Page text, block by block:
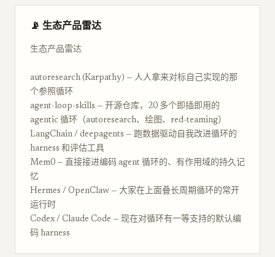
📡 生态产品雷达
生态产品雷达
autoresearch (Karpathy) — 人人拿来对标自己实现的那
个参照循环
agent-loop-skills — 开源仓库，20 多个即插即用的
agentic 循环（autoresearch、绘图、red-teaming）
LangChain / deepagents — 跑数据驱动自我改进循环的
harness 和评估工具
Mem0 — 直接接进编码 agent 循环的、有作用域的持久记
忆
Hermes / OpenClaw — 大家在上面叠长周期循环的常开
运行时
Codex / Claude Code — 现在对循环有一等支持的默认编
码 harness